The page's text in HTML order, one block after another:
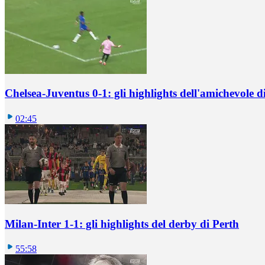
Chelsea-Juventus 0-1: gli highlights dell'amichevole
02:45
Milan-Inter 1-1: gli highlights del derby di Perth
55:58